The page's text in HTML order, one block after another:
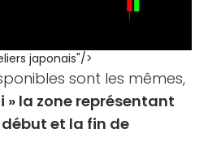
japonais"/>
sont les mêmes,
» la zone représentant
et la fin de